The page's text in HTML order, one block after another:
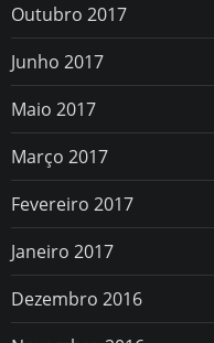
Outubro 2017
Junho 2017
Maio 2017
Março 2017
Fevereiro 2017
Janeiro 2017
Dezembro 2016